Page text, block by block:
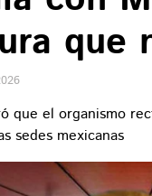
que
que el organismo
sedes mexicanas